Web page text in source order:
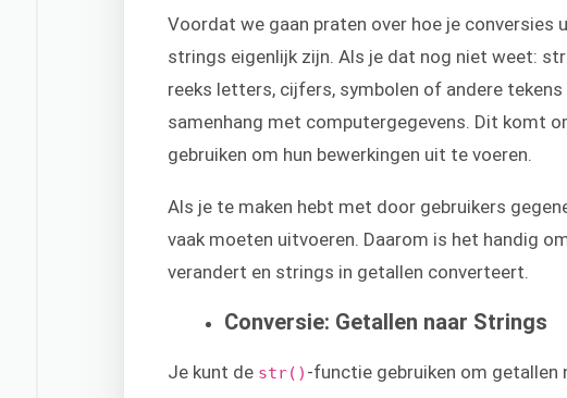
Voordat we gaan praten over hoe je conversies
strings eigenlijk zijn. Als je dat nog niet weet:
reeks letters, cijfers, symbolen of andere
samenhang met computergegevens. Dit komt
gebruiken om hun bewerkingen uit te voeren.
Als je te maken hebt met door gebruikers
vaak moeten uitvoeren. Daarom is het handig
verandert en strings in getallen converteert.
Conversie: Getallen naar Strings
Je kunt de str() -functie gebruiken om getallen